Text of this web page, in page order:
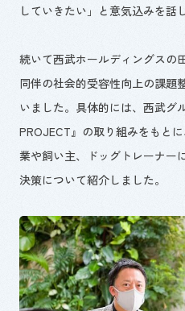
していきたい」と意気込みを話
続いて西武ホールディングスの
同伴の社会的受容性向上の課題
いました。具体的には、西武グ
PROJECT』の取り組みをもと
業や飼い主、ドッグトレーナー
決策について紹介しました。